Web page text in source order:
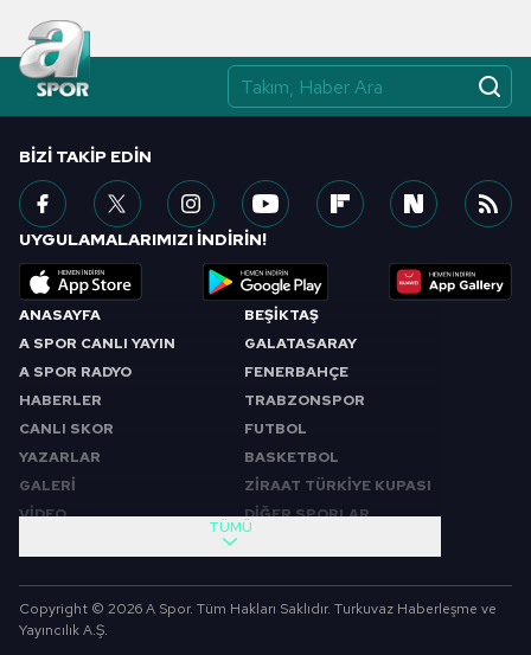
ANASAYFA
A SPOR CANLI YAYIN
A SPOR RADYO
HABERLER
CANLI SKOR
YAZARLAR
GALERİ
VİDEO
BEŞİKTAŞ
GALATASARAY
FENERBAHÇE
TRABZONSPOR
FUTBOL
BASKETBOL
ZİRAAT TÜRKİYE KUPASI
DİĞER SPORLAR
SABAH SPORU
SPOR GÜNDEMİ
FUTBOL
TÜMÜ
BIZI TAKIP EDIN
UYGULAMALARIMIZI İNDİRİN!
Copyright © 2026 A Spor. Tüm Hakları Saklıdır. Turkuvaz Haberleşme ve
Yayıncılık A.Ş.